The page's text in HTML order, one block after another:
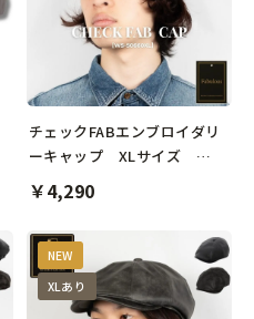
チェックFABエンブロイダリ
ーキャップ XLサイズ
【WS-50660XL】
￥4,290
NEW
XLあり